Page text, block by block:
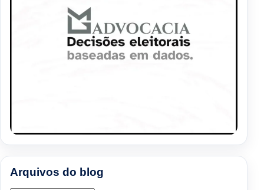
Arquivos do blog